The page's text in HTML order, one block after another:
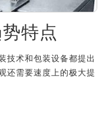
特点
技术和包装设备都提出
还需要速度上的极大提